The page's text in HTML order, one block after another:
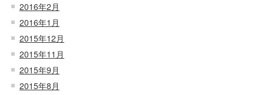
2016年2月
2016年1月
2015年12月
2015年11月
2015年9月
2015年8月